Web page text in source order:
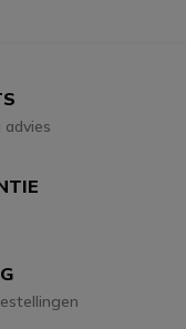
advies